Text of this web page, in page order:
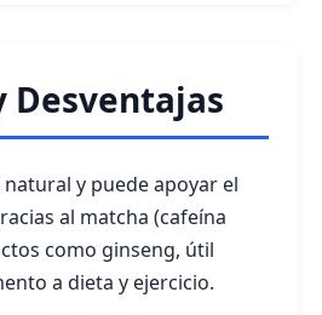
Desventajas
y puede apoyar el
al matcha (cafeína
como ginseng, útil
a dieta y ejercicio.